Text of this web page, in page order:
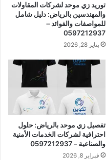
توريد زي موحد لشركات المقاولات
والمهندسين بالرياض: دليل شامل
للمواصفات والفوائد –
0597212937
يناير 28, 2026
تفصيل زي موحد بالرياض: حلول
احترافية لشركات الخدمات الأمنية
والصناعية – 0597212937
فبراير 8, 2026